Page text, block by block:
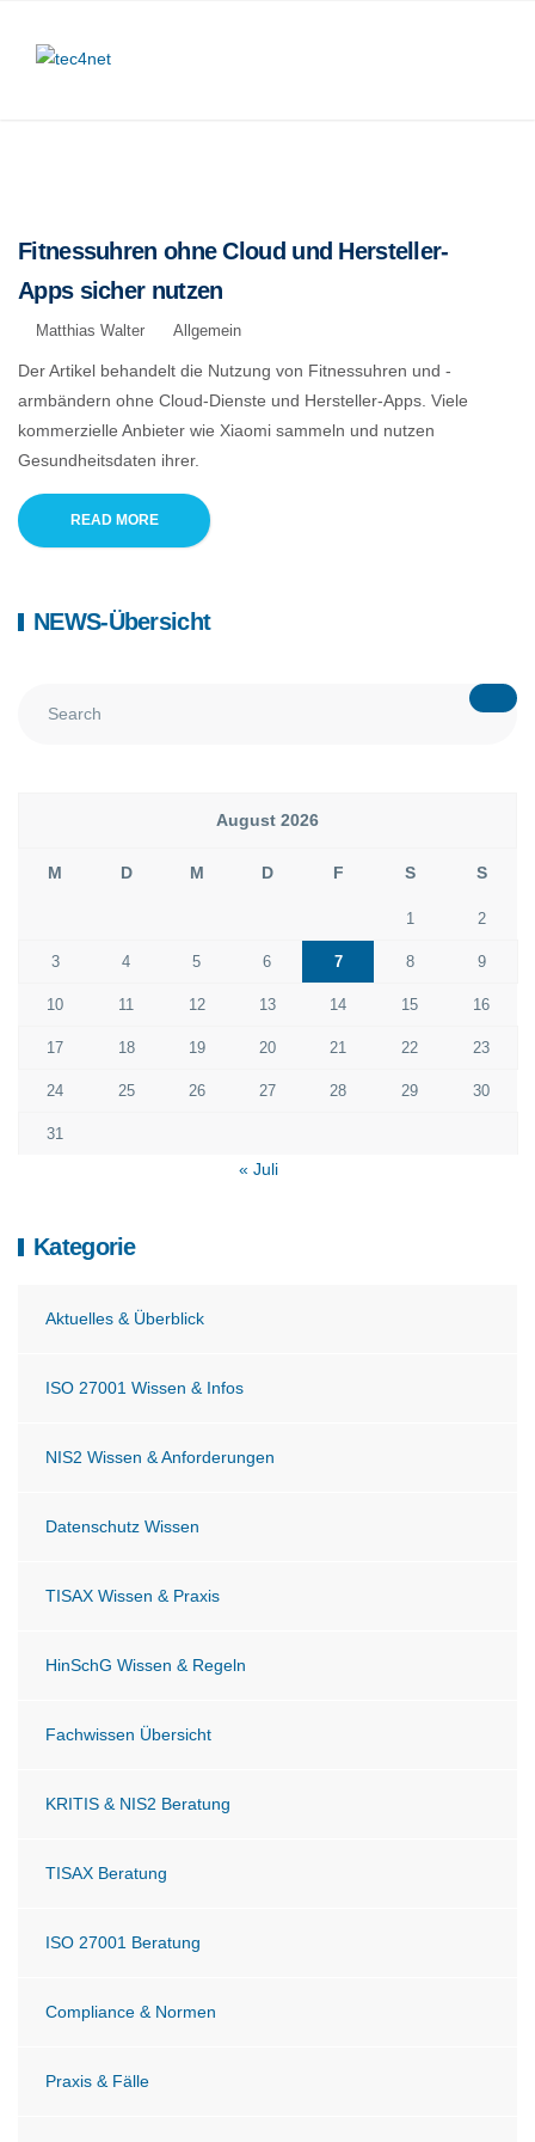
Fitnessuhren ohne Cloud und Hersteller-
Apps sicher nutzen
Matthias Walter Allgemein
Der Artikel behandelt die Nutzung von Fitnessuhren und -
armbändern ohne Cloud-Dienste und Hersteller-Apps. Viele
kommerzielle Anbieter wie Xiaomi sammeln und nutzen
Gesundheitsdaten ihrer.
READ MORE
NEWS-Übersicht
August 2026
M D M D F S S
1 2
3 4 5 6 7 8 9
10 11 12 13 14 15 16
17 18 19 20 21 22 23
24 25 26 27 28 29 30
31
« Juli
Kategorie
Aktuelles & Überblick
ISO 27001 Wissen & Infos
NIS2 Wissen & Anforderungen
Datenschutz Wissen
TISAX Wissen & Praxis
HinSchG Wissen & Regeln
Fachwissen Übersicht
KRITIS & NIS2 Beratung
TISAX Beratung
ISO 27001 Beratung
Compliance & Normen
Praxis & Fälle